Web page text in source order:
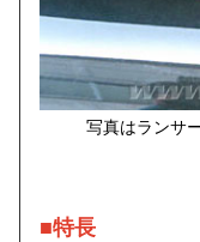
写真はランサ
■特長